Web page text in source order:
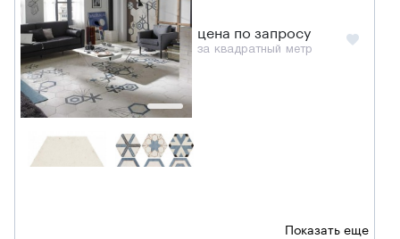
цена по запросу
за квадратный метр
Показать еще